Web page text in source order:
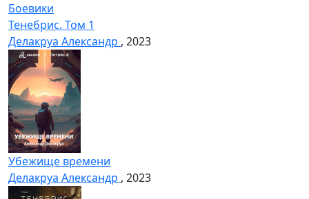
Боевики
Тенебрис. Том 1
Делакруа Александр , 2023
Убежище времени
Делакруа Александр , 2023